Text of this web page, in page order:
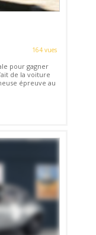
164 vues
pour gagner
de la voiture
épreuve au